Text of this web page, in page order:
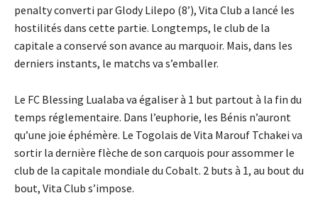
penalty converti par Glody Lilepo (8’), Vita Club a lancé les
hostilités dans cette partie. Longtemps, le club de la
capitale a conservé son avance au marquoir. Mais, dans les
derniers instants, le matchs va s’emballer.
Le FC Blessing Lualaba va égaliser à 1 but partout à la fin du
temps réglementaire. Dans l’euphorie, les Bénis n’auront
qu’une joie éphémère. Le Togolais de Vita Marouf Tchakei va
sortir la dernière flèche de son carquois pour assommer le
club de la capitale mondiale du Cobalt. 2 buts à 1, au bout du
bout, Vita Club s’impose.